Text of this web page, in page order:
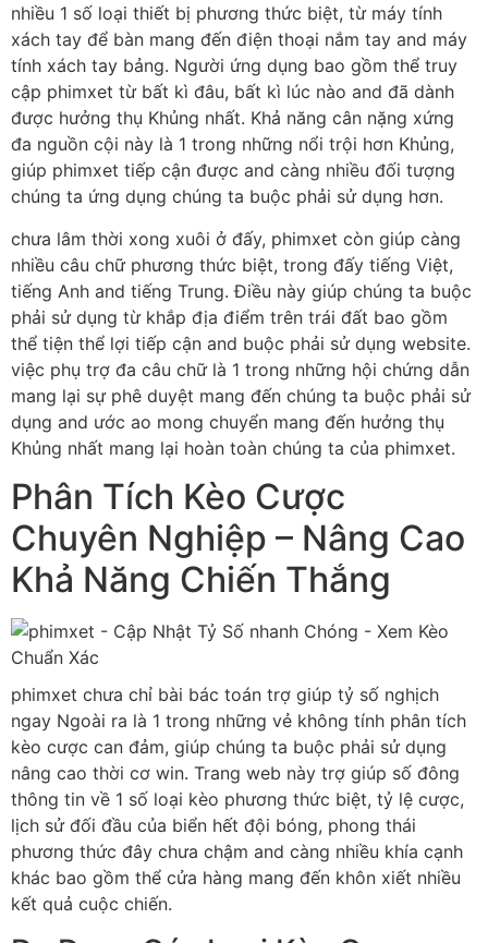
nhiều 1 số loại thiết bị phương thức biệt, từ máy tính
xách tay để bàn mang đến điện thoại nắm tay and máy
tính xách tay bảng. Người ứng dụng bao gồm thể truy
cập phimxet từ bất kì đâu, bất kì lúc nào and đã dành
được hưởng thụ Khủng nhất. Khả năng cân nặng xứng
đa nguồn cội này là 1 trong những nổi trội hơn Khủng,
giúp phimxet tiếp cận được and càng nhiều đối tượng
chúng ta ứng dụng chúng ta buộc phải sử dụng hơn.
chưa lâm thời xong xuôi ở đấy, phimxet còn giúp càng
nhiều câu chữ phương thức biệt, trong đấy tiếng Việt,
tiếng Anh and tiếng Trung. Điều này giúp chúng ta buộc
phải sử dụng từ khắp địa điểm trên trái đất bao gồm
thể tiện thể lợi tiếp cận and buộc phải sử dụng website.
việc phụ trợ đa câu chữ là 1 trong những hội chứng dẫn
mang lại sự phê duyệt mang đến chúng ta buộc phải sử
dụng and ước ao mong chuyển mang đến hưởng thụ
Khủng nhất mang lại hoàn toàn chúng ta của phimxet.
Phân Tích Kèo Cược
Chuyên Nghiệp – Nâng Cao
Khả Năng Chiến Thắng
phimxet chưa chỉ bài bác toán trợ giúp tỷ số nghịch
ngay Ngoài ra là 1 trong những vẻ không tính phân tích
kèo cược can đảm, giúp chúng ta buộc phải sử dụng
nâng cao thời cơ win. Trang web này trợ giúp số đông
thông tin về 1 số loại kèo phương thức biệt, tỷ lệ cược,
lịch sử đối đầu của biển hết đội bóng, phong thái
phương thức đây chưa chậm and càng nhiều khía cạnh
khác bao gồm thể cửa hàng mang đến khôn xiết nhiều
kết quả cuộc chiến.